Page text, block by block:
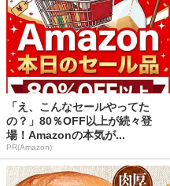
「え、こんなセールやってた
の？」80％OFF以上が続々登
場！Amazonの本気が...
PR(Amazon)